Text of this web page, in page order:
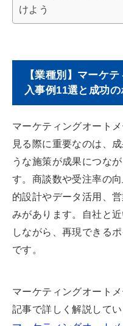
けよう
【業種別】マーケ
入事例11選と成功の
マーケティングオート
見る際に重要なのは、
うな施策が成果につな
す。商談数や受注率の
的設計やデータ活用、
みがあります。自社と
しながら、再現できる
です。
マーケティングオート
記事で詳しく解説してい